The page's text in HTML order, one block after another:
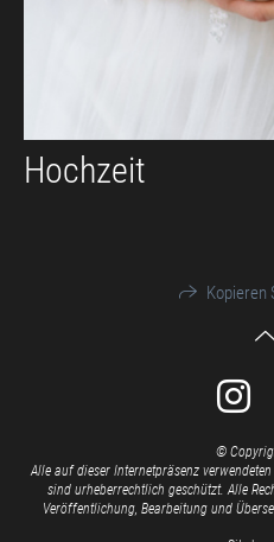
Hochzeit
Kopieren
©
Alle auf dieser Internetpräsenz
sind urheberrechtlich geschützt.Alle
Veröffentlichung, Bearbeitung und